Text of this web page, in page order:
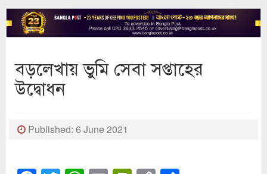
বড়লেখায় ভুমি সেবা সপ্তাহের
উদ্বোধন
Published: 6 June 2021